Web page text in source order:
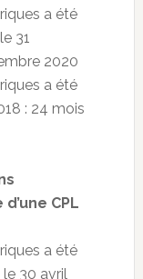
a été
31
2020
a été
: 24 mois
CPL
a été
30 avril